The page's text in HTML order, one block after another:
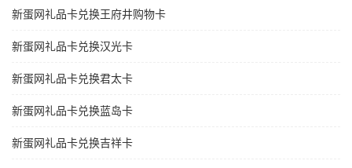
新蛋网礼品卡兑换王府井购物卡
新蛋网礼品卡兑换汉光卡
新蛋网礼品卡兑换君太卡
新蛋网礼品卡兑换蓝岛卡
新蛋网礼品卡兑换吉祥卡